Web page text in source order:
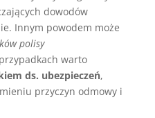
dowodów
Innym powodem może
polisy
warto
ds. ubezpieczeń,
przyczyn odmowy i